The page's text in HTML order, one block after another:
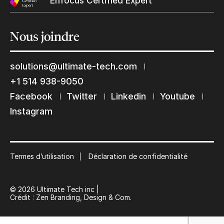
Nousjoindre
solutions@ultimate-tech.com
+1 514 938-9050
Facebook
Twitter Linkedin
Youtube
Instagram
Termes d’utilisation Déclaration de confidentialité
© 2026 Ultimate Tech inc |
Crédit : Zen Branding, Design & Com.
Restons en contact